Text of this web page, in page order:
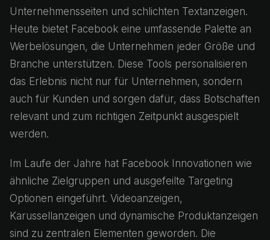
Unternehmensseiten und schlichten Textanzeigen.
Heute bietet Facebook eine umfassende Palette an
Werbelösungen, die Unternehmen jeder Größe und
Branche unterstützen. Diese Tools personalisieren
das Erlebnis nicht nur für Unternehmen, sondern
auch für Kunden und sorgen dafür, dass Botschaften
relevant und zum richtigen Zeitpunkt ausgespielt
werden.
Im Laufe der Jahre hat Facebook Innovationen wie
ähnliche Zielgruppen und ausgefeilte Targeting
Optionen eingeführt. Videoanzeigen,
Karussellanzeigen und dynamische Produktanzeigen
sind zu zentralen Elementen geworden. Die